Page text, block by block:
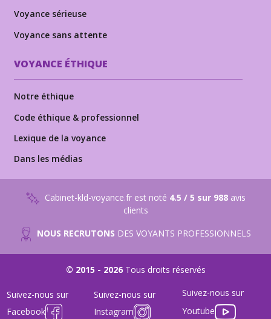
Voyance sérieuse
Voyance sans attente
VOYANCE ÉTHIQUE
Notre éthique
Code éthique & professionnel
Lexique de la voyance
Dans les médias
Cabinet-kld-voyance.fr est noté 4.5 / 5 sur 988avis
clients
NOUS RECRUTONS DES VOYANTS PROFESSIONNELS
© 2015 - 2026Tous droits réservés
Suivez-nous sur
Facebook
Suivez-nous sur
Instagram
Suivez-nous sur
Youtube